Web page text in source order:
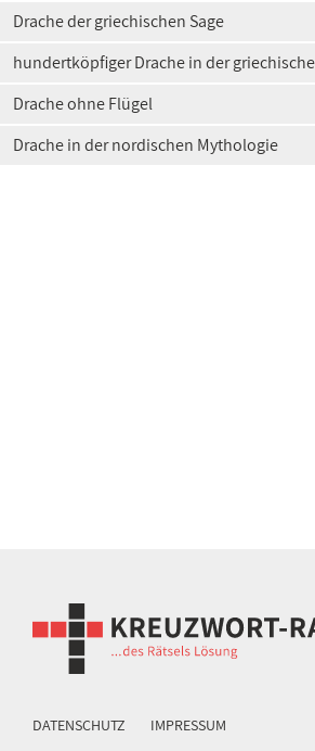
Drache der griechischen Sage
hundertköpfiger Drache in der
Drache ohne Flügel
Drache in der nordischen Mythologie
DATENSCHUTZ IMPRESSUM